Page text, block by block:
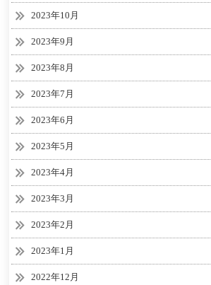
2023年10月
2023年9月
2023年8月
2023年7月
2023年6月
2023年5月
2023年4月
2023年3月
2023年2月
2023年1月
2022年12月